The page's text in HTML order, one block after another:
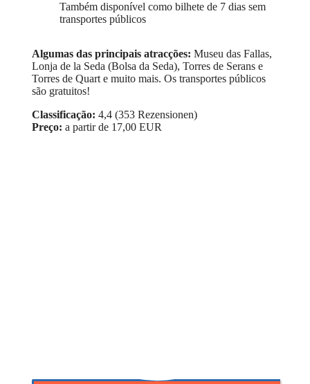
Também disponível como bilhete de 7 dias sem
transportes públicos
Algumas das principais atracções: Museu das Fallas,
Lonja de la Seda (Bolsa da Seda), Torres de Serans e
Torres de Quart e muito mais. Os transportes públicos
são gratuitos!
Classificação: 4,4 (353 Rezensionen)
Preço: a partir de 17,00 EUR